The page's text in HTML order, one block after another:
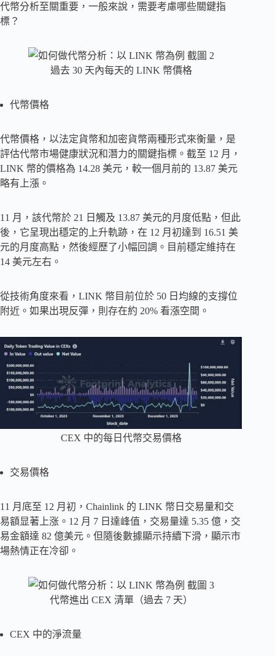
代幣分析至關重要，一般來說，需要考慮哪些關鍵指
標？
過去 30 天內每天的 LINK 幣價格
代幣價格
代幣價格，以法定貨幣和加密貨幣兩種形式來衡量，是
評估代幣市場健康狀況和潛力的關鍵指標。截至 12 月，
LINK 幣的價格為 14.28 美元，較一個月前的 13.87 美元
略有上漲。
11 月，該代幣於 21 日觸及 13.87 美元的月度低點，但此
後，它呈現出穩定的上升軌跡，在 12 月初達到 16.51 美
元的月度高點，然後經歷了小幅回調。目前穩定維持在
14 美元左右。
從技術角度來看，LINK 幣目前位於 50 日均線的支撐位
附近。如果出現反彈，則存在約 20% 看漲空間。
CEX 中的每日代幣交易價格
交易價格
11 月底至 12 月初，Chainlink 的 LINK 幣日交易量和交
易額显著上涨。12 月 7 日達峰值，交易量達 5.35 億，交
易金額達 82 億美元。但隨後數據顯示持續下滑，顯示市
場熱情正在冷卻。
代幣進出 CEX 清單（過去 7 天）
CEX 中的淨流量